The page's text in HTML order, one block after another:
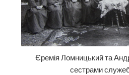
Єремія Ломницький та
сестрами